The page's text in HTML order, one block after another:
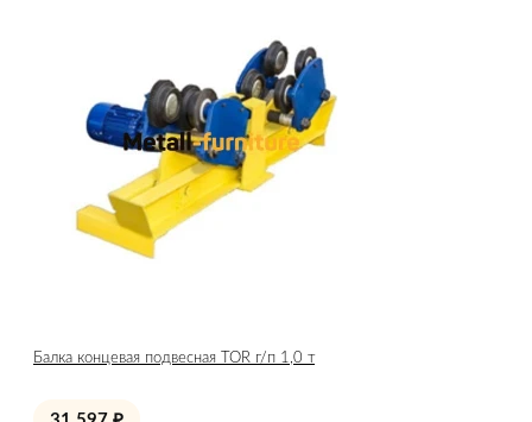
Балка концевая подвесная TOR г/п 1,0 т